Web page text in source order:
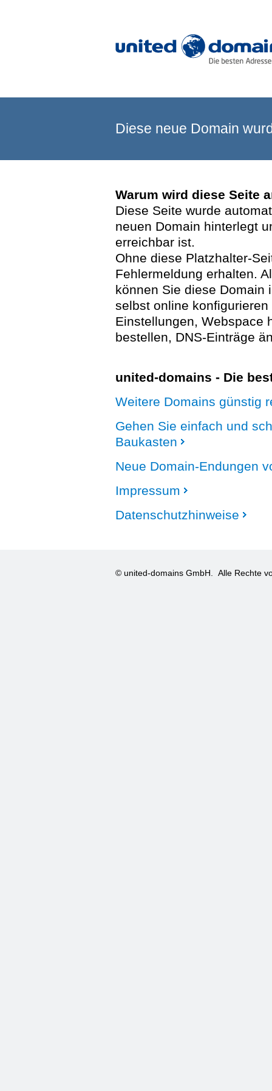
Diese neue Domain
Warum wird diese Seite
Diese Seite wurde
neuen Domain hinterlegt
erreichbar ist.
Ohne diese Platzhalter-
Fehlermeldung erhalten.
können Sie diese Domain
selbst online
Einstellungen, Webspace
bestellen, DNS-Einträge
united-domains - Die
Weitere Domains günstig
Gehen Sie einfach und
Baukasten
Neue Domain-Endungen
Impressum
Datenschutzhinweise
© united-domains GmbH. Alle Rechte